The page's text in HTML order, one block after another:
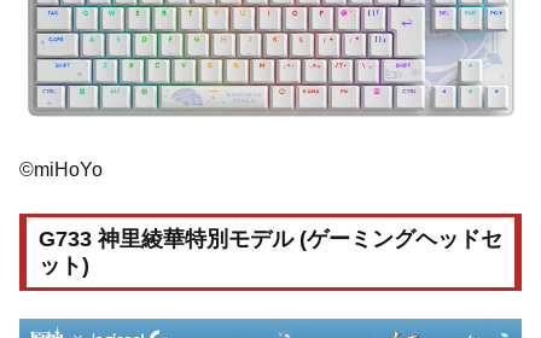
©miHoYo
G733 神里綾華特別モデル (ゲーミングヘッドセ
ット)